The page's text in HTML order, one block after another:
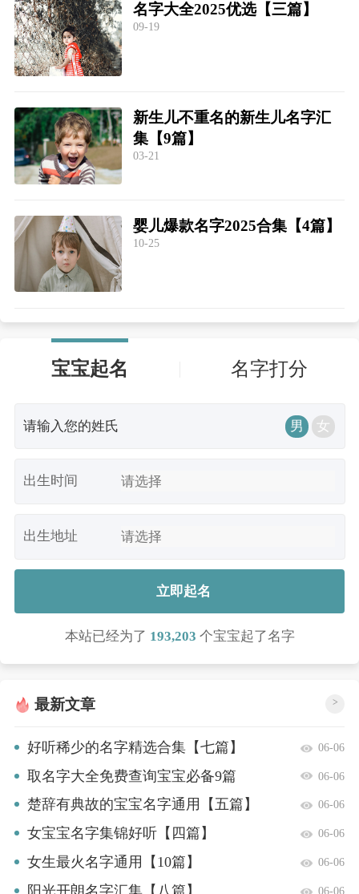
名字大全2025优选【三篇】
09-19
新生儿不重名的新生儿名字汇
集【9篇】
03-21
婴儿爆款名字2025合集【4篇】
10-25
宝宝起名 名字打分
男 女
出生时间
出生地址
立即起名
本站已经为了 193,203 个宝宝起了名字
最新文章 >
好听稀少的名字精选合集【七篇】 06-06
取名字大全免费查询宝宝必备9篇 06-06
楚辞有典故的宝宝名字通用【五篇】 06-06
女宝宝名字集锦好听【四篇】 06-06
女生最火名字通用【10篇】 06-06
阳光开朗名字汇集【八篇】 06-06